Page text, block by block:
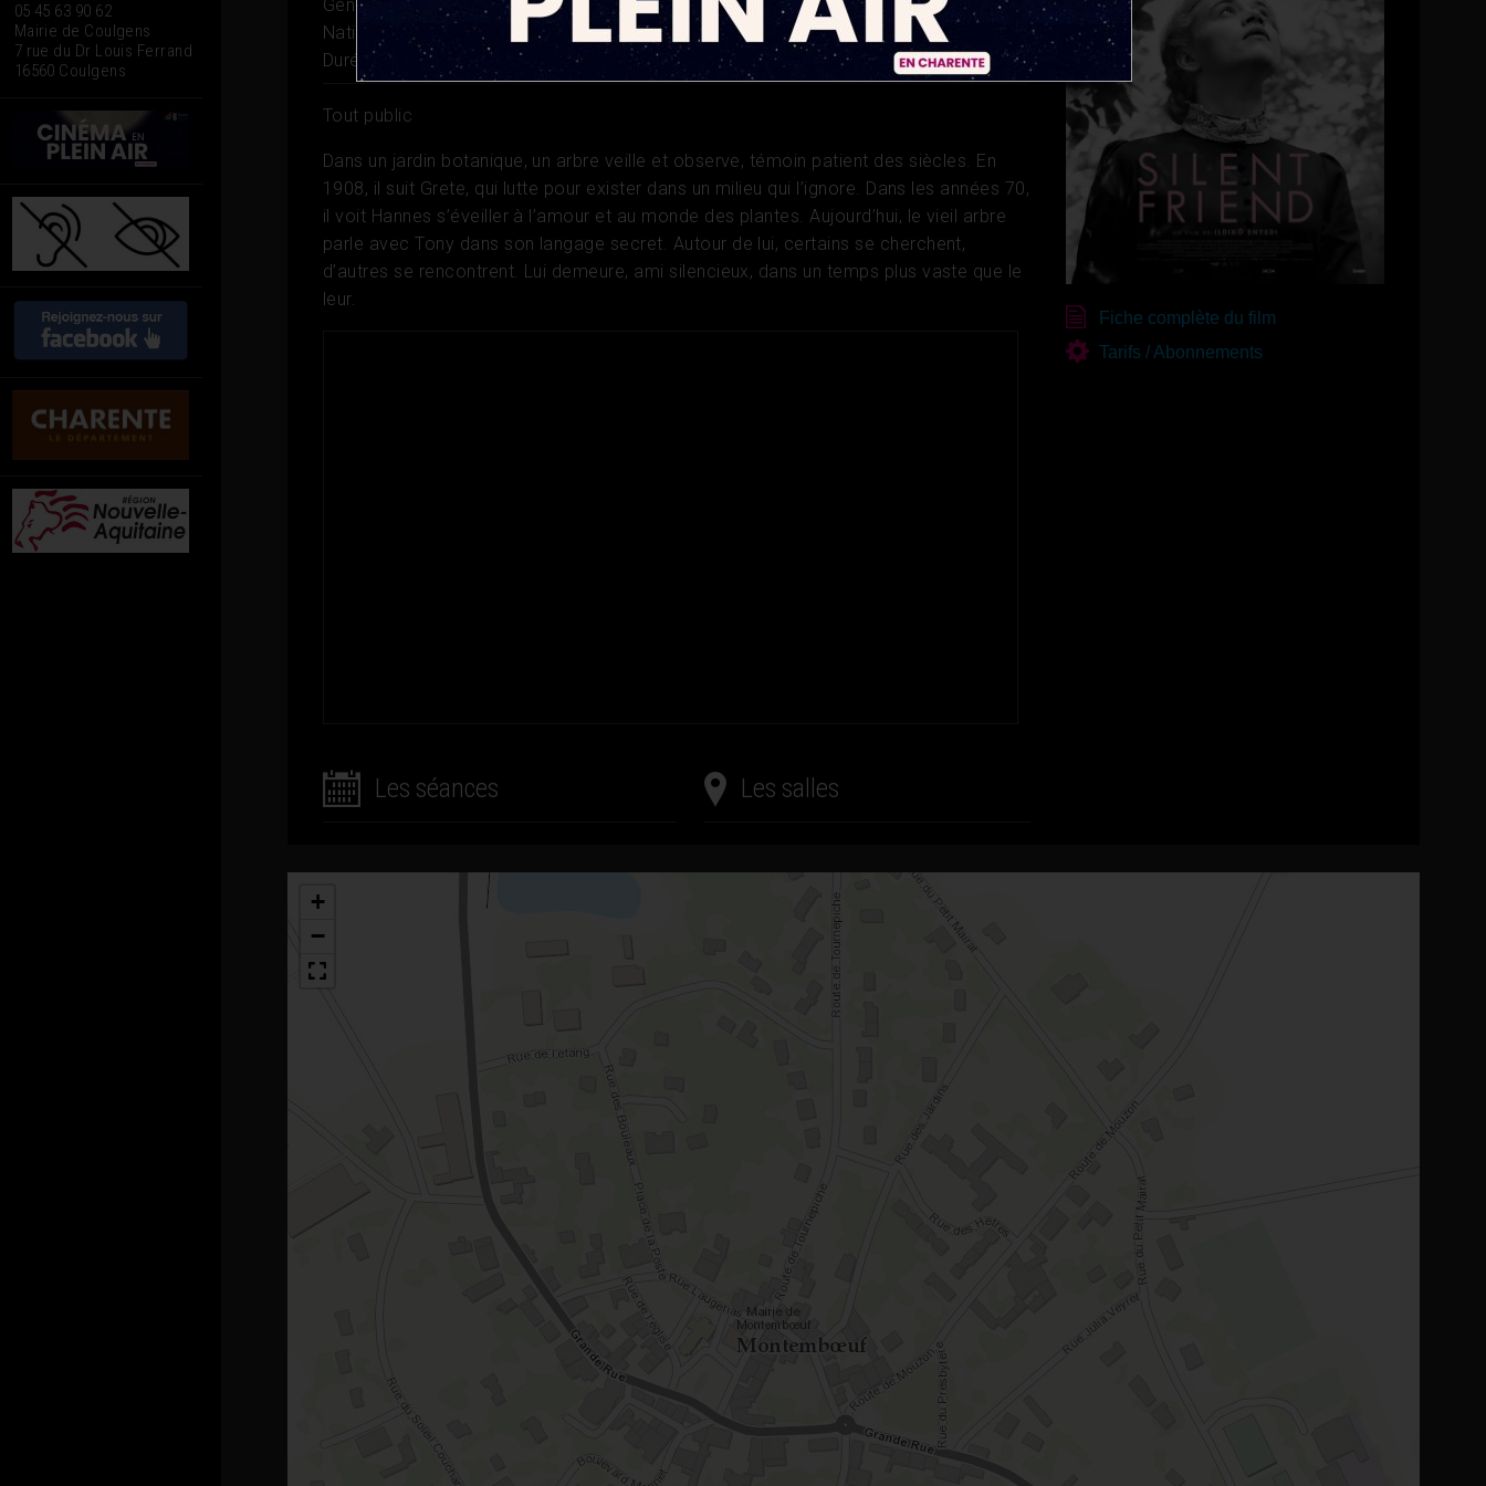
05 45 63 90 62
Mairie de Coulgens
7 rue du Dr Louis Ferrand
16560 Coulgens
Genre
Nationalité
Allemagne, Hongrie, France, Chine
Durée 2h 27
Tout public
Dans un jardin botanique, un arbre veille et observe, témoin patient des siècles. En
1908, il suit Grete, qui lutte pour exister dans un milieu qui l’ignore. Dans les années 70,
il voit Hannes s’éveiller à l’amour et au monde des plantes. Aujourd’hui, le vieil arbre
parle avec Tony dans son langage secret. Autour de lui, certains se cherchent,
d’autres se rencontrent. Lui demeure, ami silencieux, dans un temps plus vaste que le
leur.
Les séances Les salles
Fiche complète du film
Tarifs / Abonnements
+
−